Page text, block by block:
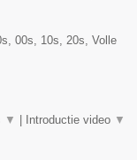
00s, 10s, 20s, Volle
▼ | Introductie video ▼